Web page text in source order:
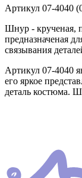
Артикул 07-4040
Шнур - крученая,
предназначеная
связывания
Артикул 07-4040
его яркое
деталь костюма.